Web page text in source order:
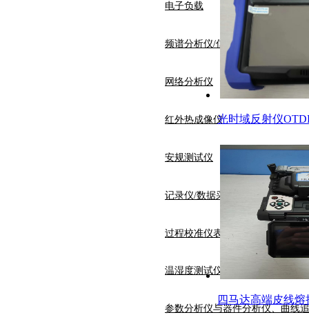
光时域反射仪
四马达高端皮线
电子负载
频谱分析仪/信号分析仪
网络分析仪
红外热成像仪
安规测试仪
记录仪/数据采集
过程校准仪表
温湿度测试仪
参数分析仪与器件分析仪、曲线追